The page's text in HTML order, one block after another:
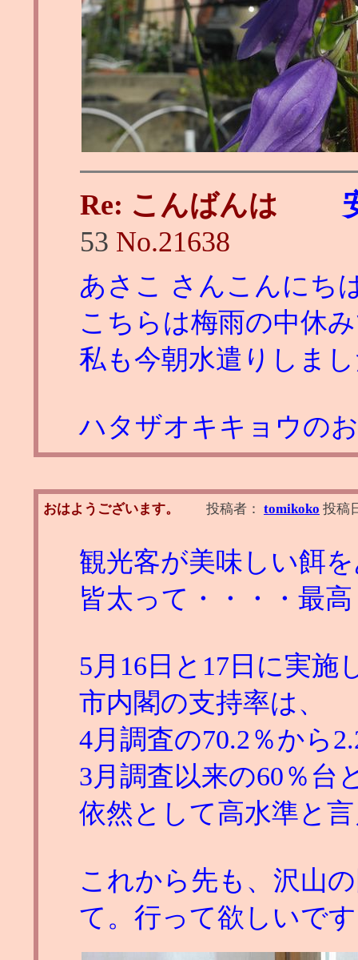
Re: こんばんは
53 No.21638
あさこ さんこんにち
こちらは梅雨の中休
私も今朝水遣りしま
ハタザオキキョウの
おはようございます。 投稿者： tomikoko 投稿
観光客が美味しい餌
皆太って・・・・最高
5月16日と17日に実施
市内閣の支持率は、
4月調査の70.2％から
3月調査以来の60％台
依然として高水準と
これから先も、沢山
て。行って欲しいで